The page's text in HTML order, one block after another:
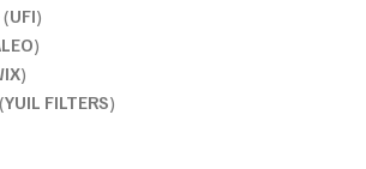
UFI)
)
)
YUIL FILTERS)